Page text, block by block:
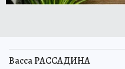
Васса РАССАДИНА